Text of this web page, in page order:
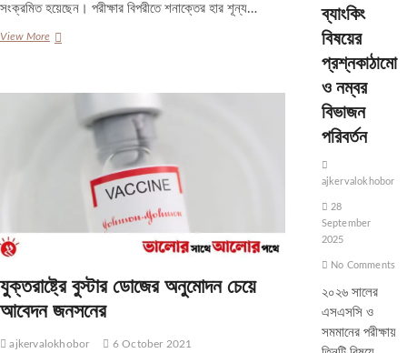
সংক্রমিত হয়েছেন। পরীক্ষার বিপরীতে শনাক্তের হার শূন্য…
View Moreচট্টগ্রামে
যুক্তরাষ্ট্রে বুস্টার ডোজের অনুমোদন চেয়ে
আবেদন জনসনের
ajkervalokhobor 6 October 2021
ব্যাংকিং
বিষয়ের
প্রশ্নকাঠামো
ও নম্বর
বিভাজন
পরিবর্তন
ajkervalokhobor
28
September
2025
No Comments
২০২৬ সালের
এসএসসি ও
সমমানের পরীক্ষায়